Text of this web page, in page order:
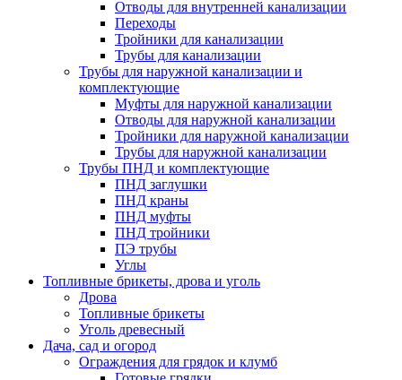
Отводы для внутренней канализации
Переходы
Тройники для канализации
Трубы для канализации
Трубы для наружной канализации и
комплектующие
Муфты для наружной канализации
Отводы для наружной канализации
Тройники для наружной канализации
Трубы для наружной канализации
Трубы ПНД и комплектующие
ПНД заглушки
ПНД краны
ПНД муфты
ПНД тройники
ПЭ трубы
Углы
Топливные брикеты, дрова и уголь
Дрова
Топливные брикеты
Уголь древесный
Дача, сад и огород
Ограждения для грядок и клумб